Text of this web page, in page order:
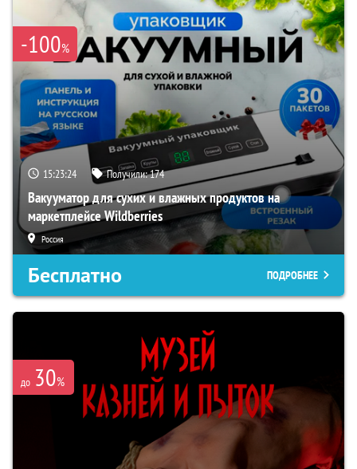
-100%
15:23:23 Получили:174
Вакууматор для сухих и влажных продуктов на
маркетплейсе Wildberries
Россия
Бесплатно ПОДРОБНЕЕ
до 30%